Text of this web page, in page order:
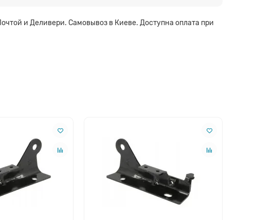
и Деливери. Самовывоз в Киеве. Доступна оплата при